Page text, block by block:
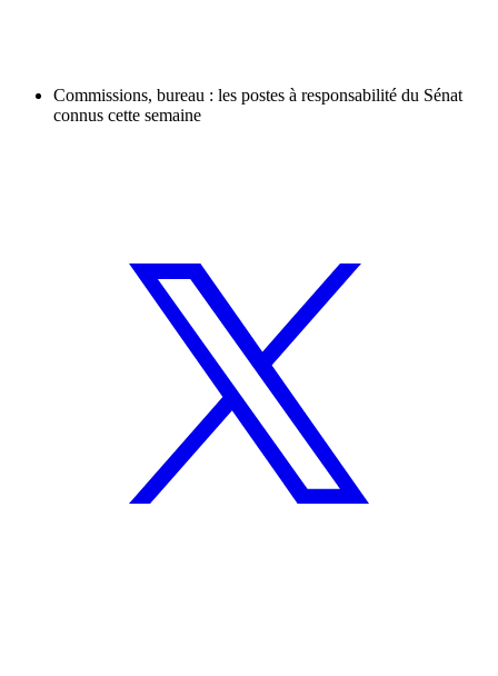
Commissions, bureau : les postes à responsabilité du Sénat
connus cette semaine